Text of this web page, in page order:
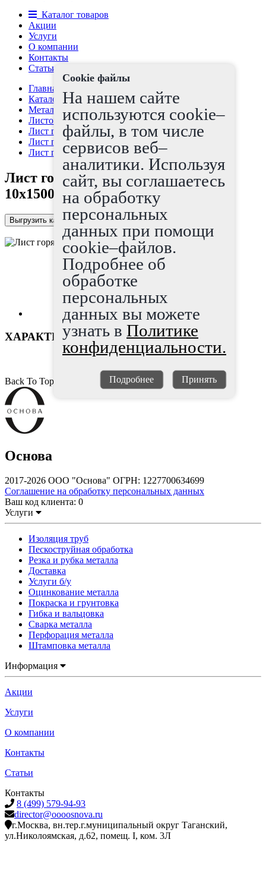
Каталог товаров
Акции
Услуги
О компании
Контакты
Статьи
Главная страница
Каталог
Металлопрокат
Листовой прокат
Лист г/к
Лист горячекатаный
Лист горячекатаный низколегир 10х1500х6000
Лист горячекатаный низколегир
10х1500х6000
Выгрузить каталог в Excel
ХАРАКТЕРИСТИКИ
Back To Top
Основа
2017-2026 ООО "Основа" ОГРН: 1227700634699
Соглашение на обработку персональных данных
Ваш код клиента: 0
Услуги
Изоляция труб
Пескоструйная обработка
Резка и рубка металла
Доставка
Услуги б/у
Оцинкование металла
Покраска и грунтовка
Гибка и вальцовка
Сварка металла
Перфорация металла
Штамповка металла
Информация
Акции
Услуги
О компании
Контакты
Статьи
Контакты
8 (499) 579-94-93
director@oooosnova.ru
г.Москва, вн.тер.г.муниципальный округ Таганский,
ул.Николоямская, д.62, помещ. I, ком. 3Л
Cookie файлы
На нашем сайте
используются cookie–
файлы, в том числе
сервисов веб–
аналитики. Используя
сайт, вы соглашаетесь
на обработку
персональных
данных при помощи
cookie–файлов.
Подробнее об
обработке
персональных
данных вы можете
узнать в Политике
конфиденциальности.
Подробнее Принять